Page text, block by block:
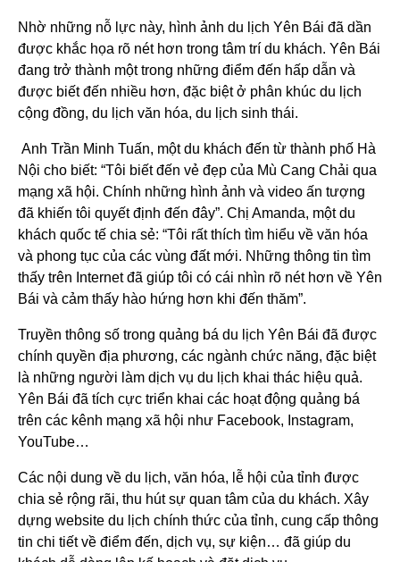
Nhờ những nỗ lực này, hình ảnh du lịch Yên Bái đã dần
được khắc họa rõ nét hơn trong tâm trí du khách. Yên Bái
đang trở thành một trong những điểm đến hấp dẫn và
được biết đến nhiều hơn, đặc biệt ở phân khúc du lịch
cộng đồng, du lịch văn hóa, du lịch sinh thái.
Anh Trần Minh Tuấn, một du khách đến từ thành phố Hà
Nội cho biết: “Tôi biết đến vẻ đẹp của Mù Cang Chải qua
mạng xã hội. Chính những hình ảnh và video ấn tượng
đã khiến tôi quyết định đến đây”. Chị Amanda, một du
khách quốc tế chia sẻ: “Tôi rất thích tìm hiểu về văn hóa
và phong tục của các vùng đất mới. Những thông tin tìm
thấy trên Internet đã giúp tôi có cái nhìn rõ nét hơn về Yên
Bái và cảm thấy hào hứng hơn khi đến thăm”.
Truyền thông số trong quảng bá du lịch Yên Bái đã được
chính quyền địa phương, các ngành chức năng, đặc biệt
là những người làm dịch vụ du lịch khai thác hiệu quả.
Yên Bái đã tích cực triển khai các hoạt động quảng bá
trên các kênh mạng xã hội như Facebook, Instagram,
YouTube…
Các nội dung về du lịch, văn hóa, lễ hội của tỉnh được
chia sẻ rộng rãi, thu hút sự quan tâm của du khách. Xây
dựng website du lịch chính thức của tỉnh, cung cấp thông
tin chi tiết về điểm đến, dịch vụ, sự kiện… đã giúp du